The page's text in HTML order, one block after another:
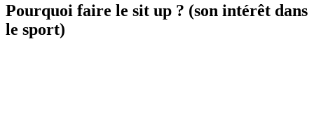
Pourquoi faire le sit up ? (son intérêt dans
le sport)